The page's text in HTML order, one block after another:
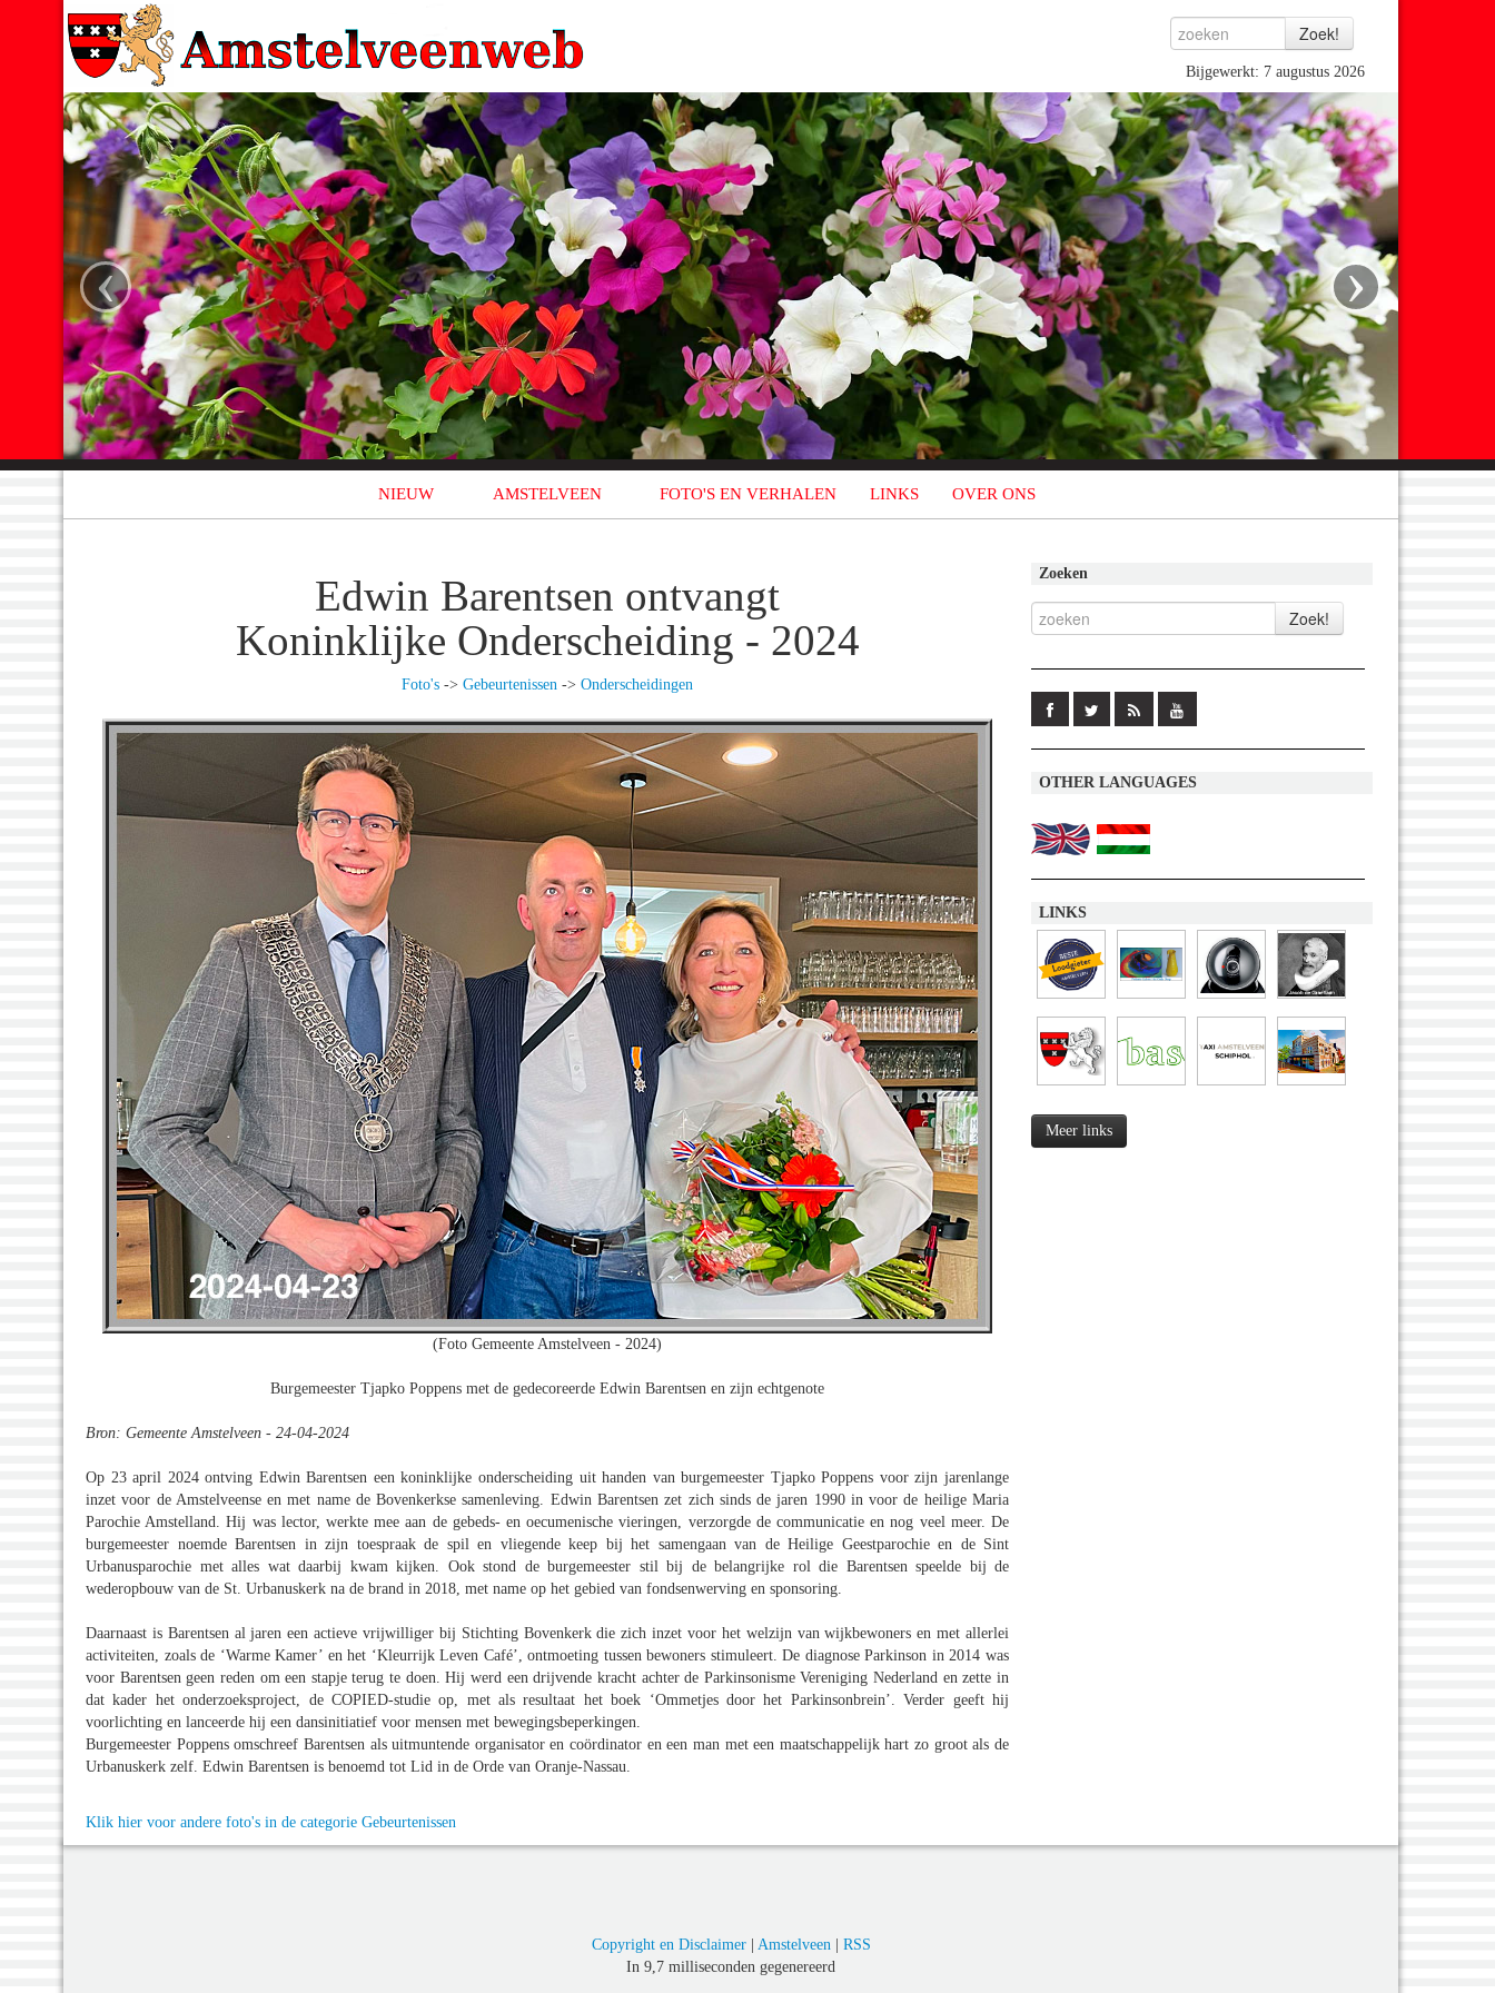
Bijgewerkt: 7 augustus 2026
‹ ›
NIEUW AMSTELVEEN FOTO'S EN VERHALEN LINKS OVER ONS
Edwin Barentsen ontvangt
Koninklijke Onderscheiding - 2024
Foto's -> Gebeurtenissen -> Onderscheidingen
(Foto Gemeente Amstelveen - 2024)
Burgemeester Tjapko Poppens met de gedecoreerde Edwin Barentsen en zijn echtgenote
Bron: Gemeente Amstelveen - 24-04-2024
Op 23 april 2024 ontving Edwin Barentsen een koninklijke onderscheiding uit handen van burgemeester Tjapko Poppens voor zijn jarenlange
inzet voor de Amstelveense en met name de Bovenkerkse samenleving. Edwin Barentsen zet zich sinds de jaren 1990 in voor de heilige Maria
Parochie Amstelland. Hij was lector, werkte mee aan de gebeds- en oecumenische vieringen, verzorgde de communicatie en nog veel meer. De
burgemeester noemde Barentsen in zijn toespraak de spil en vliegende keep bij het samengaan van de Heilige Geestparochie en de Sint
Urbanusparochie met alles wat daarbij kwam kijken. Ook stond de burgemeester stil bij de belangrijke rol die Barentsen speelde bij de
wederopbouw van de St. Urbanuskerk na de brand in 2018, met name op het gebied van fondsenwerving en sponsoring.
Daarnaast is Barentsen al jaren een actieve vrijwilliger bij Stichting Bovenkerk die zich inzet voor het welzijn van wijkbewoners en met allerlei
activiteiten, zoals de ‘Warme Kamer’ en het ‘Kleurrijk Leven Café’, ontmoeting tussen bewoners stimuleert. De diagnose Parkinson in 2014 was
voor Barentsen geen reden om een stapje terug te doen. Hij werd een drijvende kracht achter de Parkinsonisme Vereniging Nederland en zette in
dat kader het onderzoeksproject, de COPIED-studie op, met als resultaat het boek ‘Ommetjes door het Parkinsonbrein’. Verder geeft hij
voorlichting en lanceerde hij een dansinitiatief voor mensen met bewegingsbeperkingen.
Burgemeester Poppens omschreef Barentsen als uitmuntende organisator en coördinator en een man met een maatschappelijk hart zo groot als de
Urbanuskerk zelf. Edwin Barentsen is benoemd tot Lid in de Orde van Oranje-Nassau.
Klik hier voor andere foto's in de categorie Gebeurtenissen
Zoeken
OTHER LANGUAGES
LINKS
Meer links
Copyright en Disclaimer| Amstelveen | RSS
In 9,7 milliseconden gegenereerd